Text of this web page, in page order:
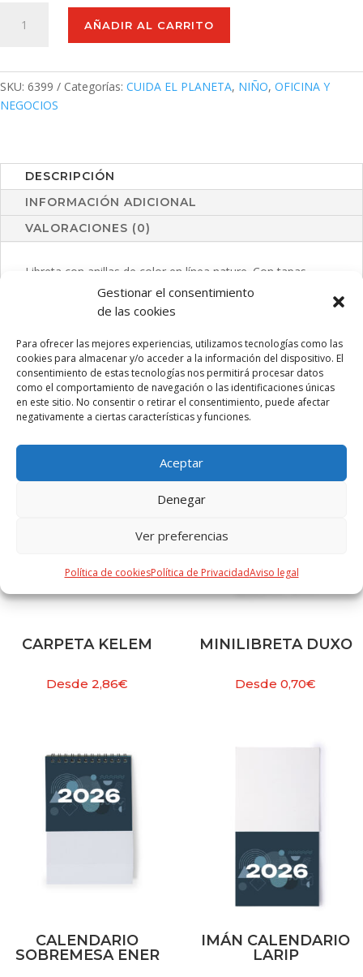
Gestionar el consentimiento
de las cookies
Para ofrecer las mejores experiencias, utilizamos tecnologías como las
cookies para almacenar y/o acceder a la información del dispositivo. El
consentimiento de estas tecnologías nos permitirá procesar datos
como el comportamiento de navegación o las identificaciones únicas
en este sitio. No consentir o retirar el consentimiento, puede afectar
negativamente a ciertas características y funciones.
Aceptar
Denegar
Ver preferencias
Política de cookiesPolítica de PrivacidadAviso legal
Zubar
AÑADIR AL CARRITO
SKU: 6399 Categorías: CUIDA EL PLANETA, NIÑO, OFICINA Y
NEGOCIOS
DESCRIPCIÓN
INFORMACIÓN ADICIONAL
VALORACIONES (0)
Libreta con anillas de color en línea nature. Con tapas
rígidas en cartón reciclado y elástico de cierre en colores
naturales. Con 80 hojas de disposición a una raya y diseño
PRODUCTOS RELACIONADOS
CARPETA KELEM
Desde2,86€
MINILIBRETA DUXO
Desde0,70€
CALENDARIO
SOBREMESA ENER
IMÁN CALENDARIO
LARIP